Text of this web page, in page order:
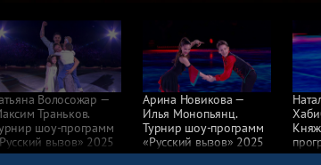
Волосожар —
Траньков.
шоу-программ
вызов» 2025
Арина Новикова —
Илья Монопьянц.
Турнир шоу-программ
«Русский вызов» 2025